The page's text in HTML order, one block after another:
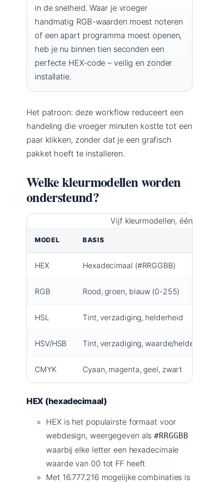
in de snelheid. Waar je vroeger
handmatig RGB-waarden moest noteren
of een apart programma moest openen,
heb je nu binnen tien seconden een
perfecte HEX-code – veilig en zonder
installatie.
Het patroon: deze workflow reduceert een
handeling die vroeger minuten kostte tot een
paar klikken, zonder dat je een grafisch
pakket hoeft te installeren.
Welke kleurmodellen worden
ondersteund?
Vijf kleurmodellen, één
MODEL BASIS
HEX Hexadecimaal (#RRGGBB)
RGB Rood, groen, blauw (0-255)
HSL Tint, verzadiging, helderheid
HSV/HSB Tint, verzadiging, waarde/helderheid
CMYK Cyaan, magenta, geel, zwart
HEX (hexadecimaal)
HEX is het populairste formaat voor
webdesign, weergegeven als#RRGGBB
waarbij elke letter een hexadecimale
waarde van 00 tot FF heeft
Met 16.777.216 mogelijke combinaties is